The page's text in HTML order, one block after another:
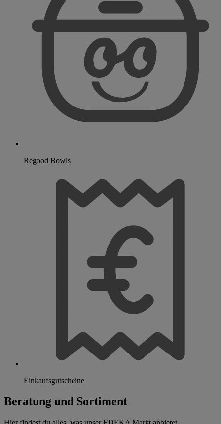
Regood Bowls
Einkaufsgutscheine
Beratung und Sortiment
Hier findest du alles, was unser EDEKA Markt anbietet.